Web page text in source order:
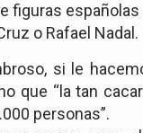
figuras
o Rafael Nadal.
si le
que “la tan
personas”.